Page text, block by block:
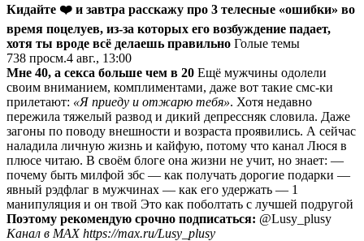
Кидайте ❤️ и завтра расскажу про 3 телесные «ошибки» во
время поцелуев, из-за которых его возбуждение падает,
хотя ты вроде всё делаешь правильно Голые темы
738 просм.4 авг., 13:00
Мне 40, а секса больше чем в 20 Ещё мужчины одолели
своим вниманием, комплиментами, даже вот такие смс-ки
прилетают: «Я приеду и отжарю тебя». Хотя недавно
пережила тяжелый развод и дикий депрессняк словила. Даже
загоны по поводу внешности и возраста проявились. А сейчас
наладила личную жизнь и кайфую, потому что канал Люся в
плюсе читаю. В своём блоге она жизни не учит, но знает: —
почему быть милфой збс — как получать дорогие подарки —
явный рэдфлаг в мужчинах — как его удержать — 1
манипуляция и он твой Это как поболтать с лучшей подругой
Поэтому рекомендую срочно подписаться: @Lusy_plusy
Канал в МАХhttps://max.ru/Lusy_plusy